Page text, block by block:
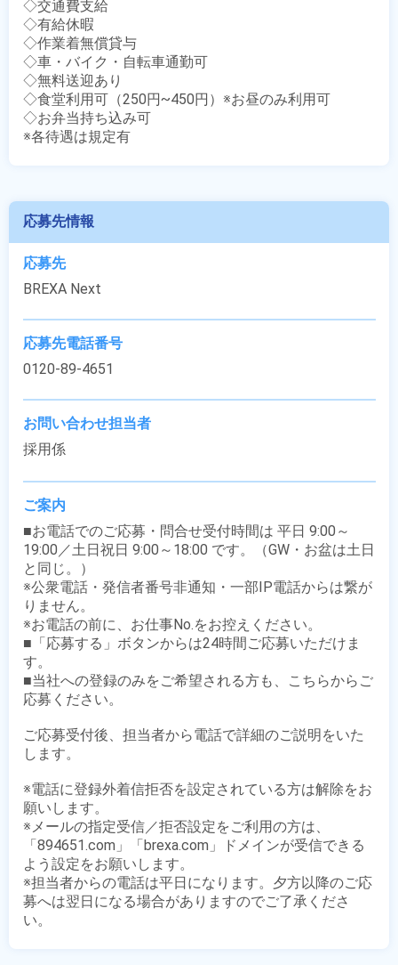
◇交通費支給
◇有給休暇
◇作業着無償貸与
◇車・バイク・自転車通勤可
◇無料送迎あり
◇食堂利用可（250円~450円）※お昼のみ利用可
◇お弁当持ち込み可
※各待遇は規定有
応募先情報
応募先
BREXA Next
応募先電話番号
0120-89-4651
お問い合わせ担当者
採用係
ご案内
■お電話でのご応募・問合せ受付時間は 平日 9:00～
19:00／土日祝日 9:00～18:00 です。（GW・お盆は土日
と同じ。）
※公衆電話・発信者番号非通知・一部IP電話からは繋が
りません。
※お電話の前に、お仕事No.をお控えください。
■「応募する」ボタンからは24時間ご応募いただけま
す。
■当社への登録のみをご希望される方も、こちらからご
応募ください。
ご応募受付後、担当者から電話で詳細のご説明をいた
します。
※電話に登録外着信拒否を設定されている方は解除をお
願いします。
※メールの指定受信／拒否設定をご利用の方は、
「894651.com」「brexa.com」ドメインが受信できる
よう設定をお願いします。
※担当者からの電話は平日になります。夕方以降のご応
募へは翌日になる場合がありますのでご了承くださ